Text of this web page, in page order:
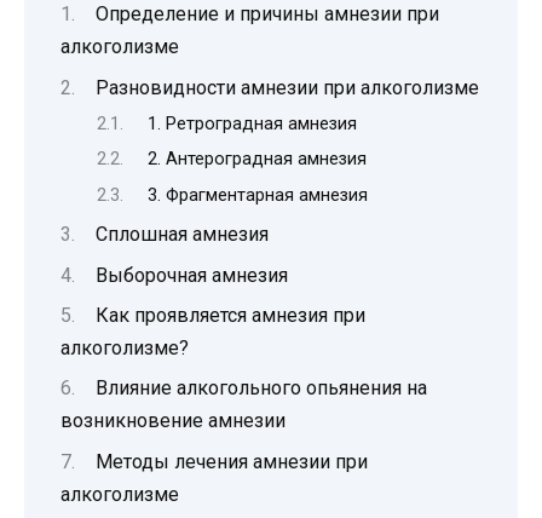
Определение и причины амнезии при
алкоголизме
Разновидности амнезии при алкоголизме
1. Ретроградная амнезия
2. Антероградная амнезия
3. Фрагментарная амнезия
Сплошная амнезия
Выборочная амнезия
Как проявляется амнезия при
алкоголизме?
Влияние алкогольного опьянения на
возникновение амнезии
Методы лечения амнезии при
алкоголизме